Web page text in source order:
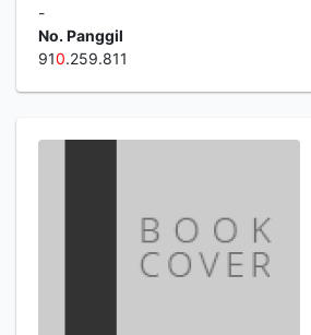
-
No. Panggil
910.259.811